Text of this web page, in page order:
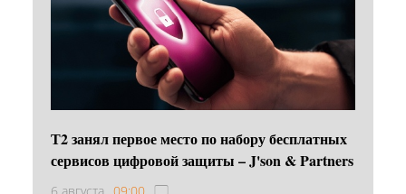
Т2 занял первое место по набору бесплатных
сервисов цифровой защиты – J'son & Partners